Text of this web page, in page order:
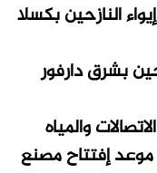
النازحين بكسلا
بشرق دارفور
والمياه
إفتتاح مصنع